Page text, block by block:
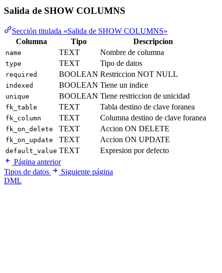
Salida de SHOW COLUMNS
Sección titulada «Salida de SHOW COLUMNS»
Columna
Tipo Descripcion
name TEXT Nombre de columna
type TEXT Tipo de datos
required BOOLEAN Restriccion NOT NULL
indexed BOOLEAN Tiene un indice
unique BOOLEAN Tiene restriccion de unicidad
fk_table TEXT Tabla destino de clave foranea
fk_column TEXT Columna destino de clave foranea
fk_on_delete TEXT Accion ON DELETE
fk_on_update TEXT Accion ON UPDATE
default_value TEXT
Expresion por defecto
Página anterior
Tipos de datos
Siguiente página
DML